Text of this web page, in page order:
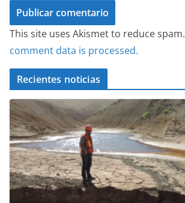
This site uses Akismet to reduce spam.
comment data is processed.
Recientes noticias